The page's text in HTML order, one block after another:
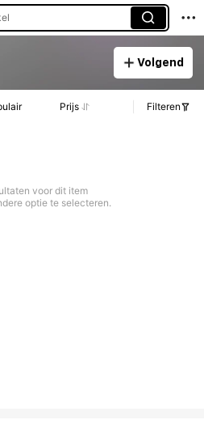
Volgend
Prijs Filteren
voor dit item
optie te selecteren.